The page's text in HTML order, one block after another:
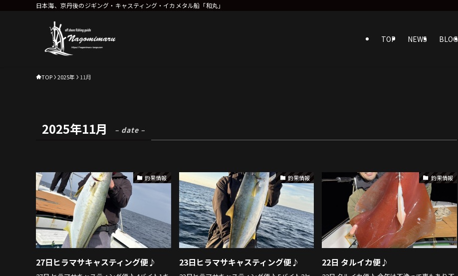
日本海、京丹後のジギング・キャスティング・イカメタル船「和丸」
TOP NEWS BLOG
TOP 2025年 11月
2025年11月 – date –
釣果情報
27日ヒラマサキャスティング便♪
釣果情報
23日ヒラマサキャスティング便♪
釣果情報
22日 タルイカ便♪